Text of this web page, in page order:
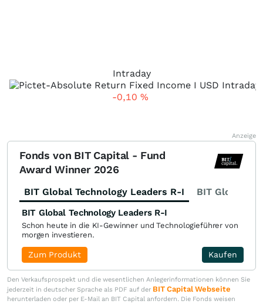
Intraday
-0,10 %
Anzeige
Fonds von BIT Capital - Fund
Award Winner 2026
BIT Global Technology Leaders R-I BIT Global
BIT Global Technology Leaders R-I
Schon heute in die KI-Gewinner und Technologieführer von
morgen investieren.
Kaufen
Zum Produkt
Den Verkaufsprospekt und die wesentlichen Anlegerinformationen können Sie
jederzeit in deutscher Sprache als PDF auf der BIT Capital Webseite
herunterladen oder per E-Mail an BIT Capital anfordern. Die Fonds weisen